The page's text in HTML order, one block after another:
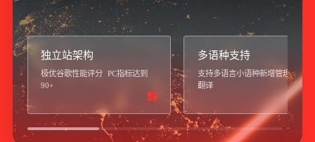
独立站架构
极优谷歌性能评分 PC指标达到
90+
多语种支持
支持多语言小语种新增管理及AI
翻译